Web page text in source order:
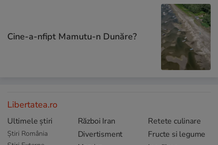
Cine-a-nfipt Mamutu-n Dunăre?
Libertatea.ro
Ultimele știri
Știri România
Război Iran
Divertisment
Retete culinare
Fructe si legume